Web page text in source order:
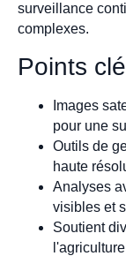
surveillance
complexes.
Points
Images
pour une
Outils de
haute
Analyses
visibles et
Soutient